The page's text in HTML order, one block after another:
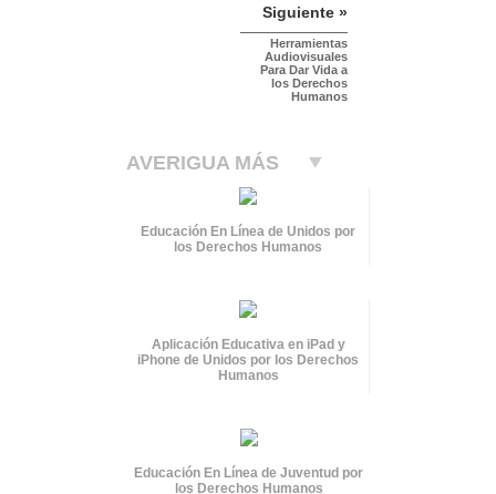
Siguiente »
Herramientas
Audiovisuales
Para Dar Vida a
los Derechos
Humanos
AVERIGUA MÁS
Educación En Línea de Unidos por
los Derechos Humanos
Aplicación Educativa en iPad y
iPhone de Unidos por los Derechos
Humanos
Educación En Línea de Juventud por
los Derechos Humanos